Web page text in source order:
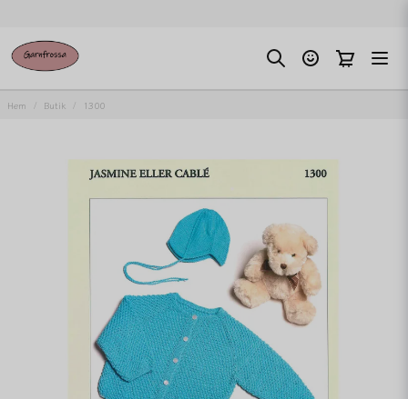
Hem Butik 1300